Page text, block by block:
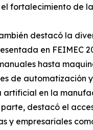
el fortalecimiento de
destacó la
en FEIMEC
hasta
de automatización
artificial en la
destacó el
y empresariales